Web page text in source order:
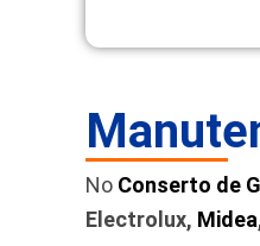
No Conserto de
Electrolux, Midea